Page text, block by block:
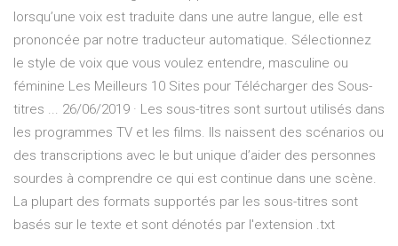
lorsqu’une voix est traduite dans une autre langue, elle est
prononcée par notre traducteur automatique. Sélectionnez
le style de voix que vous voulez entendre, masculine ou
féminine Les Meilleurs 10 Sites pour Télécharger des Sous-
titres ... 26/06/2019 · Les sous-titres sont surtout utilisés dans
les programmes TV et les films. Ils naissent des scénarios ou
des transcriptions avec le but unique d’aider des personnes
sourdes à comprendre ce qui est continue dans une scène.
La plupart des formats supportés par les sous-titres sont
basés sur le texte et sont dénotés par l'extension .txt